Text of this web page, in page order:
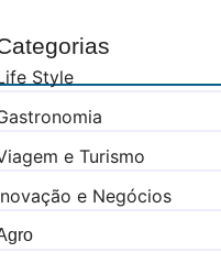
Style
e Turismo
e Negócios